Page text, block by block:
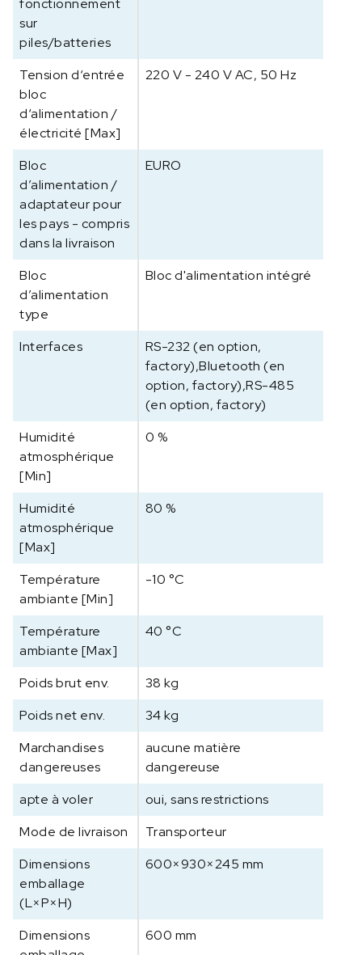
fonctionnement
sur
piles/batteries
Tension d‘entrée
bloc
d‘alimentation /
électricité [Max]
220 V - 240 V AC, 50 Hz
Bloc
d’alimentation /
adaptateur pour
les pays - compris
dans la livraison
EURO
Bloc
d’alimentation
type
Bloc d'alimentation intégré
Interfaces
RS-232 (en option,
factory),Bluetooth (en
option, factory),RS-485
(en option, factory)
Humidité
atmosphérique
[Min]
0 %
Humidité
atmosphérique
[Max]
80 %
Température
ambiante [Min]
-10 °C
Température
ambiante [Max]
40 °C
Poids brut env.
38 kg
Poids net env.
34 kg
Marchandises
dangereuses
aucune matière
dangereuse
apte à voler
oui, sans restrictions
Mode de livraison
Transporteur
Dimensions
emballage
(L×P×H)
600×930×245 mm
Dimensions
600 mm